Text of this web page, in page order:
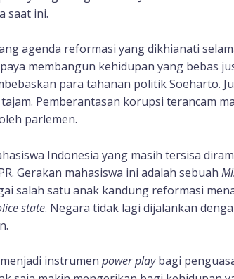
saat ini.
agenda reformasi yang dikhianati
membangun kehidupan yang bebas
para tahanan politik Soeharto.
Pemberantasan korupsi terancam
parlemen.
Indonesia yang masih tersisa
Gerakan mahasiswa ini adalah sebuah
salah satu anak kandung reformasi
state. Negara tidak lagi dijalankan
instrumen power playbagi